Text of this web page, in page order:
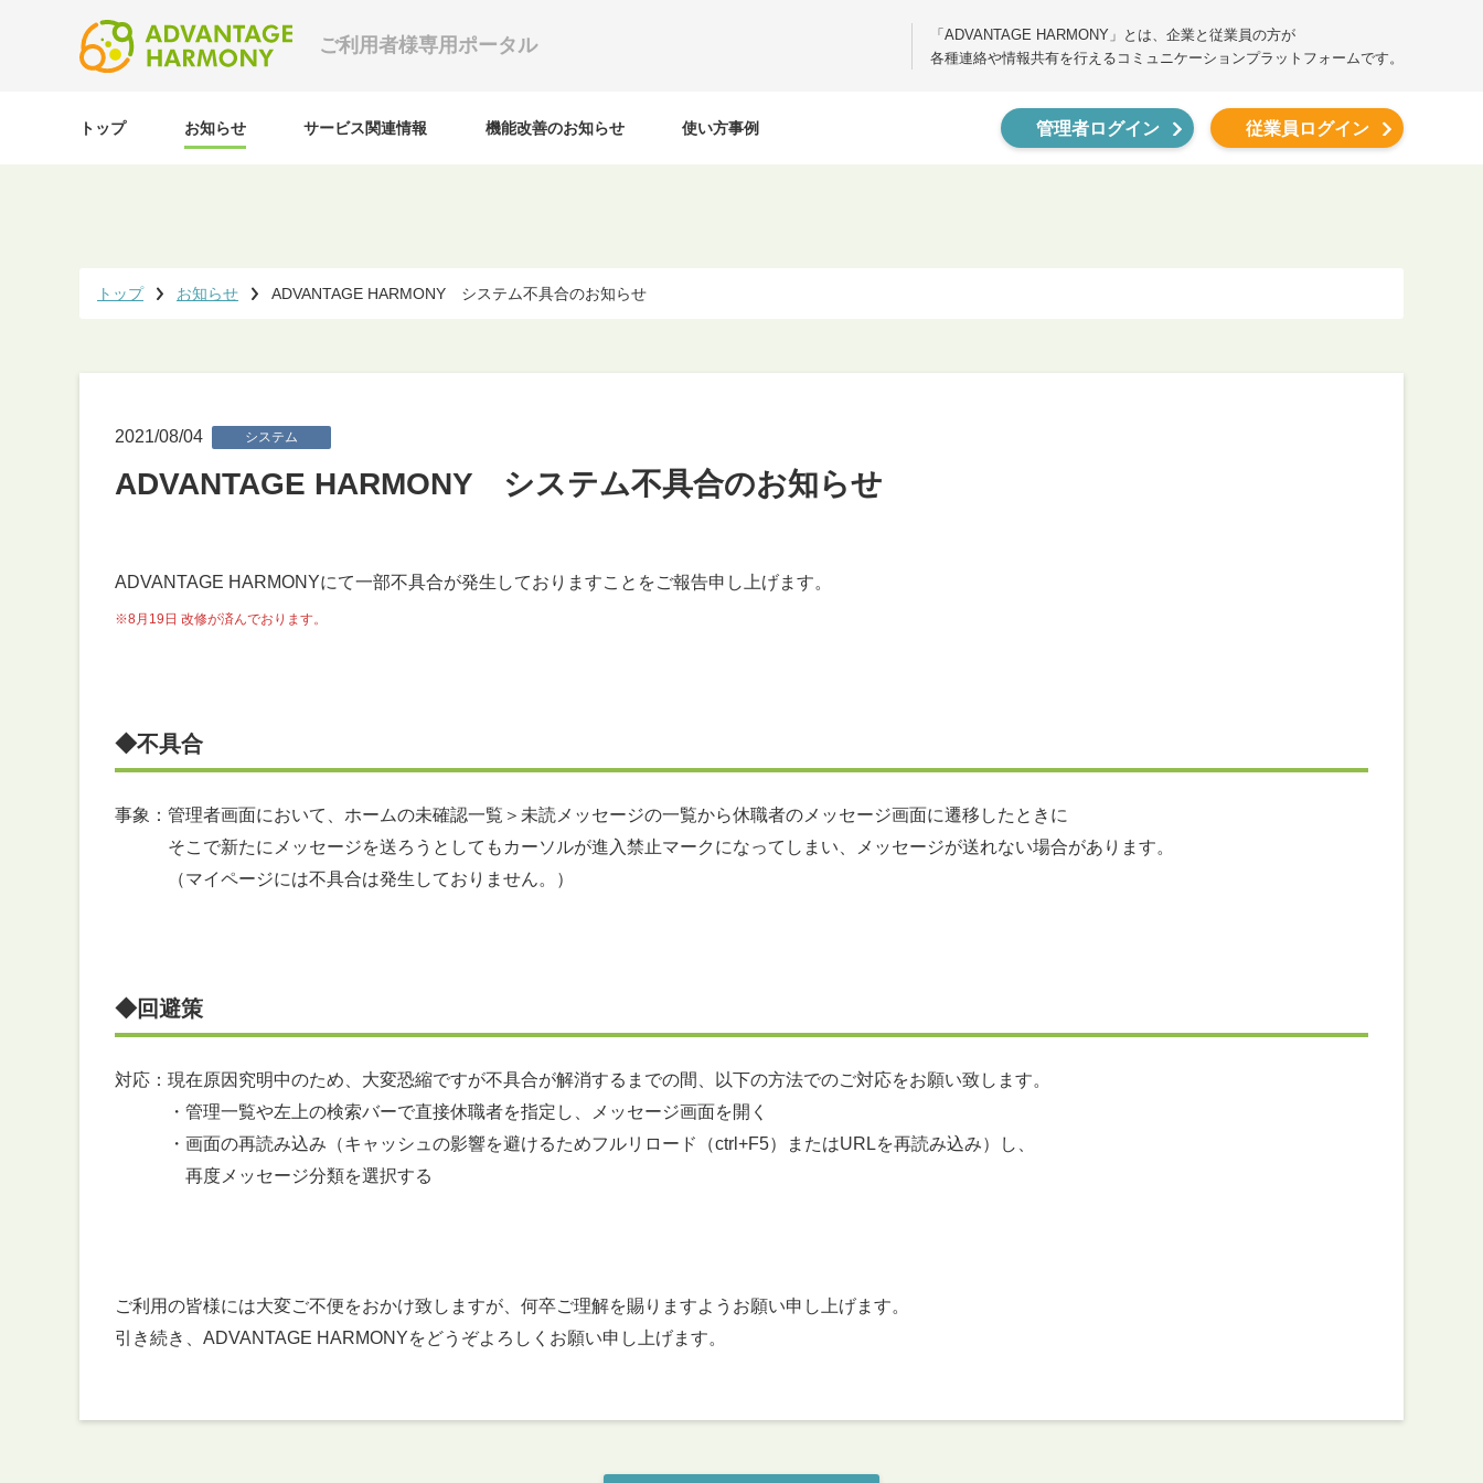
ご利用者様専用ポータル
「ADVANTAGE HARMONY」とは、企業と従業員の方が
各種連絡や情報共有を行えるコミュニケーションプラットフォームです。
トップ お知らせ サービス関連情報 機能改善のお知らせ 使い方事例 管理者ログイン 従業員ログイン
トップ お知らせ ADVANTAGE HARMONY システム不具合のお知らせ
2021/08/04 システム
ADVANTAGE HARMONY システム不具合のお知らせ
ADVANTAGE HARMONYにて一部不具合が発生しておりますことをご報告申し上げます。
※8月19日 改修が済んでおります。
◆不具合
事象：管理者画面において、ホームの未確認一覧＞未読メッセージの一覧から休職者のメッセージ画面に遷移したときに
そこで新たにメッセージを送ろうとしてもカーソルが進入禁止マークになってしまい、メッセージが送れない場合があります。
（マイページには不具合は発生しておりません。）
◆回避策
対応：現在原因究明中のため、大変恐縮ですが不具合が解消するまでの間、以下の方法でのご対応をお願い致します。
・管理一覧や左上の検索バーで直接休職者を指定し、メッセージ画面を開く
・画面の再読み込み（キャッシュの影響を避けるためフルリロード（ctrl+F5）またはURLを再読み込み）し、
再度メッセージ分類を選択する
ご利用の皆様には大変ご不便をおかけ致しますが、何卒ご理解を賜りますようお願い申し上げます。
引き続き、ADVANTAGE HARMONYをどうぞよろしくお願い申し上げます。